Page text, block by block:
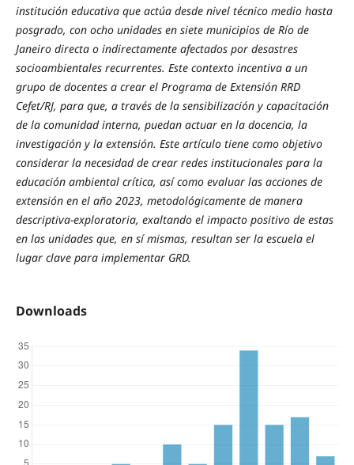
institución educativa que actúa desde nivel técnico medio hasta
posgrado, con ocho unidades en siete municipios de Río de
Janeiro directa o indirectamente afectados por desastres
socioambientales recurrentes. Este contexto incentiva a un
grupo de docentes a crear el Programa de Extensión RRD
Cefet/RJ, para que, a través de la sensibilización y capacitación
de la comunidad interna, puedan actuar en la docencia, la
investigación y la extensión. Este artículo tiene como objetivo
considerar la necesidad de crear redes institucionales para la
educación ambiental crítica, así como evaluar las acciones de
extensión en el año 2023, metodológicamente de manera
descriptiva-exploratoria, exaltando el impacto positivo de estas
en las unidades que, en sí mismas, resultan ser la escuela el
lugar clave para implementar GRD.
Downloads